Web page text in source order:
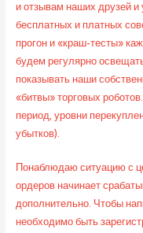
и отзывам наших друзей
бесплатных и платных
прогон и «краш-тесты»
будем регулярно
показывать наши
«битвы» торговых
период, уровни
убытков).
Понаблюдаю ситуацию с
ордеров начинает
дополнительно. Чтобы
необходимо быть